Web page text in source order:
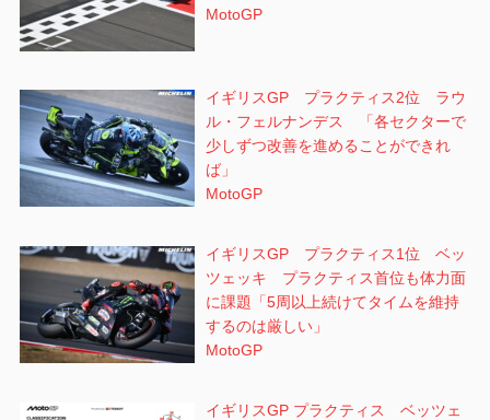
MotoGP
イギリスGP プラクティス2位 ラウ
ル・フェルナンデス 「各セクターで
少しずつ改善を進めることができれ
ば」
MotoGP
イギリスGP プラクティス1位 ベッ
ツェッキ プラクティス首位も体力面
に課題「5周以上続けてタイムを維持
するのは厳しい」
MotoGP
イギリスGP プラクティス ベッツェ